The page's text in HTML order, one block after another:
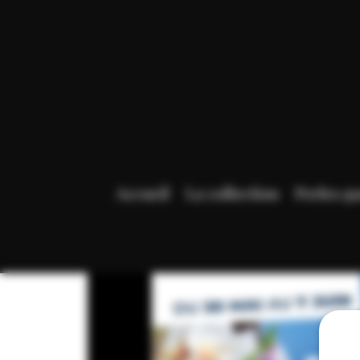
Accueil La collection Perles